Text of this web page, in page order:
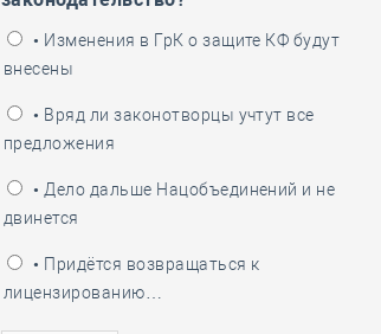
• Изменения в ГрК о защите КФ будут
внесены
• Вряд ли законотворцы учтут все
предложения
• Дело дальше Нацобъединений и не
двинется
• Придётся возвращаться к
лицензированию…